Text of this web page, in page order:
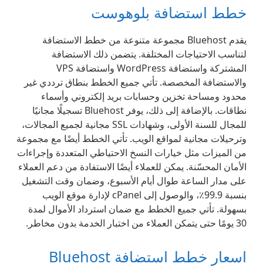
خطط استضافة بلوهوست
يقدم Bluehost مجموعة متنوعة من خطط الاستضافة
لتناسب الاحتياجات المختلفة. يتضمن ذلك الاستضافة
المشتركة واستضافة WordPress واستضافة VPS
والاستضافة المخصصة. تأتي جميع الخطط بنطاق ترددي غير
محدود ومساحة تخزين وحسابات بريد إلكتروني وأسماء
نطاقات. بالإضافة إلى ذلك، يوفر Bluehost تسجيلًا مجانيًا
للمجال للسنة الأولى، وشهادات SSL مجانية لجميع المجالات،
وترحيلات مجانية لمواقع الويب. تأتي الخطط أيضًا مع مجموعة
من الميزات مثل خيارات النسخ الاحتياطي المتعددة وإجراءات
الأمان المحسّنة. يمكن للعملاء أيضًا الاستفادة من دعم العملاء
على مدار الساعة طوال أيام الأسبوع، وضمان وقت التشغيل
بنسبة 99.9٪، والوصول إلى cPanel لإدارة موقع الويب
بسهولة. تأتي جميع الخطط مع ضمان استرداد الأموال لمدة
30 يومًا حتى يتمكن العملاء من اختبار الخدمة بدون مخاطر.
اسعار خطط استضافة Bluehost